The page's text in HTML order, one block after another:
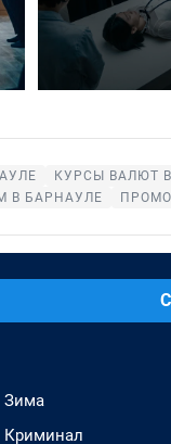
КУРСЫ ВАЛЮТ
В БАРНАУЛЕ
Зима
Криминал